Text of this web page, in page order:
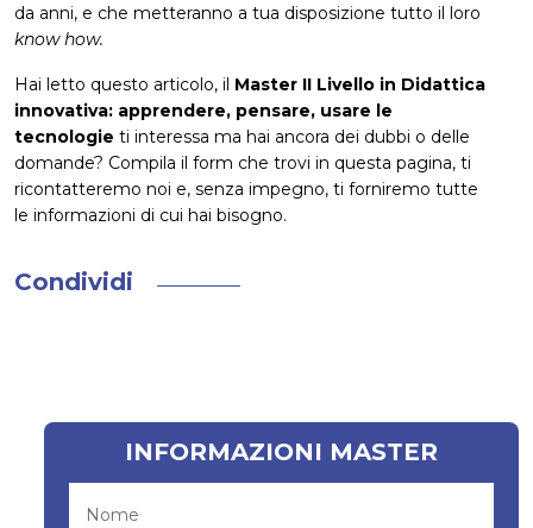
da anni, e che metteranno a tua disposizione tutto il loro
know how.
Hai letto questo articolo, il Master II Livello in Didattica
innovativa: apprendere, pensare, usare le
tecnologie ti interessa ma hai ancora dei dubbi o delle
domande? Compila il form che trovi in questa pagina, ti
ricontatteremo noi e, senza impegno, ti forniremo tutte
le informazioni di cui hai bisogno.
Condividi
INFORMAZIONI MASTER
Nome